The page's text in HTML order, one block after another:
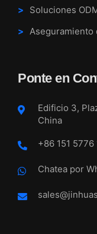
Soluciones
Aseguramiento
Ponte en
Edificio 3,
China
+86 151 5776
Chatea por